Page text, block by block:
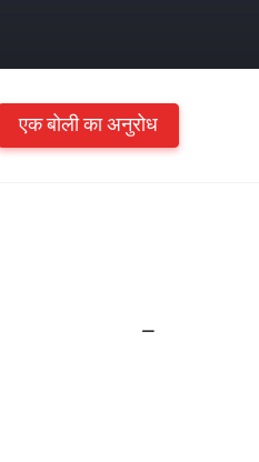
एक बोली का अनुरोध